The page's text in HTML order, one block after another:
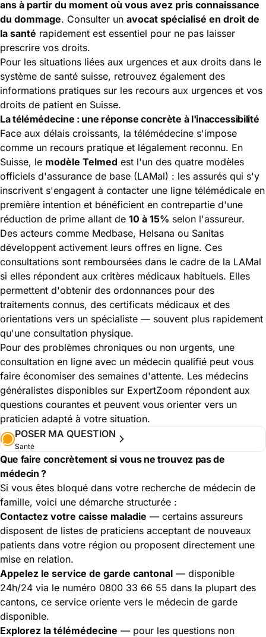
ans à partir du moment où vous avez pris connaissance
du dommage. Consulter un avocat spécialisé en droit de
la santé rapidement est essentiel pour ne pas laisser
prescrire vos droits.
Pour les situations liées aux urgences et aux droits dans le
système de santé suisse, retrouvez également des
informations pratiques sur les recours aux urgences et vos
droits de patient en Suisse.
La télémédecine : une réponse concrète à l'inaccessibilité
Face aux délais croissants, la télémédecine s'impose
comme un recours pratique et légalement reconnu. En
Suisse, le modèle Telmed est l'un des quatre modèles
officiels d'assurance de base (LAMal) : les assurés qui s'y
inscrivent s'engagent à contacter une ligne télémédicale en
première intention et bénéficient en contrepartie d'une
réduction de prime allant de 10 à 15% selon l'assureur.
Des acteurs comme Medbase, Helsana ou Sanitas
développent activement leurs offres en ligne. Ces
consultations sont remboursées dans le cadre de la LAMal
si elles répondent aux critères médicaux habituels. Elles
permettent d'obtenir des ordonnances pour des
traitements connus, des certificats médicaux et des
orientations vers un spécialiste — souvent plus rapidement
qu'une consultation physique.
Pour des problèmes chroniques ou non urgents, une
consultation en ligne avec un médecin qualifié peut vous
faire économiser des semaines d'attente. Les médecins
généralistes disponibles sur ExpertZoom répondent aux
questions courantes et peuvent vous orienter vers un
praticien adapté à votre situation.
POSER MA QUESTION
Santé
Que faire concrètement si vous ne trouvez pas de
médecin ?
Si vous êtes bloqué dans votre recherche de médecin de
famille, voici une démarche structurée :
Contactez votre caisse maladie — certains assureurs
disposent de listes de praticiens acceptant de nouveaux
patients dans votre région ou proposent directement une
mise en relation.
Appelez le service de garde cantonal — disponible
24h/24 via le numéro 0800 33 66 55 dans la plupart des
cantons, ce service oriente vers le médecin de garde
disponible.
Explorez la télémédecine — pour les questions non